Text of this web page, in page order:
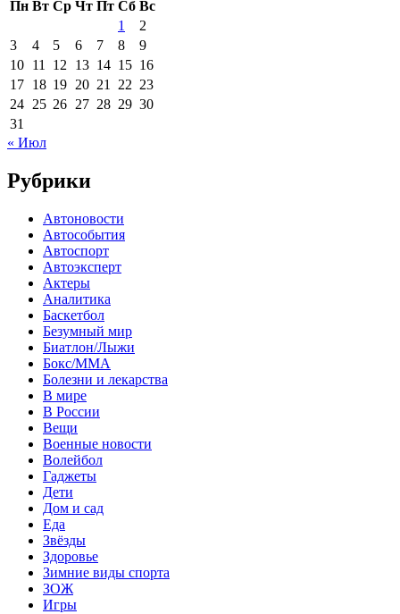
Пн Вт Ср Чт Пт Сб Вс
1
2
3
4 5 6 7 8
9
10 11 12 13 14 15 16
17 18 19 20 21 22 23
24 25 26 27 28 29 30
31
« Июл
Рубрики
Автоновости
Автособытия
Автоспорт
Автоэксперт
Актеры
Аналитика
Баскетбол
Безумный мир
Биатлон/Лыжи
Бокс/MMA
Болезни и лекарства
В мире
В России
Вещи
Военные новости
Волейбол
Гаджеты
Дети
Дом и сад
Еда
Звёзды
Здоровье
Зимние виды спорта
ЗОЖ
Игры